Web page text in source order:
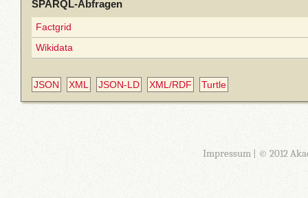
SPARQL-Abfragen
Factgrid
Wikidata
JSON XML JSON-LD XML/RDF Turtle
Impressum| © 2012